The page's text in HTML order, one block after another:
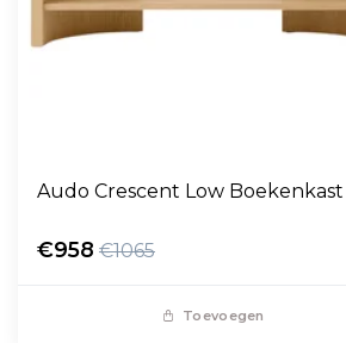
Audo Crescent Low Boekenkast
€958 €1065
Toevoegen